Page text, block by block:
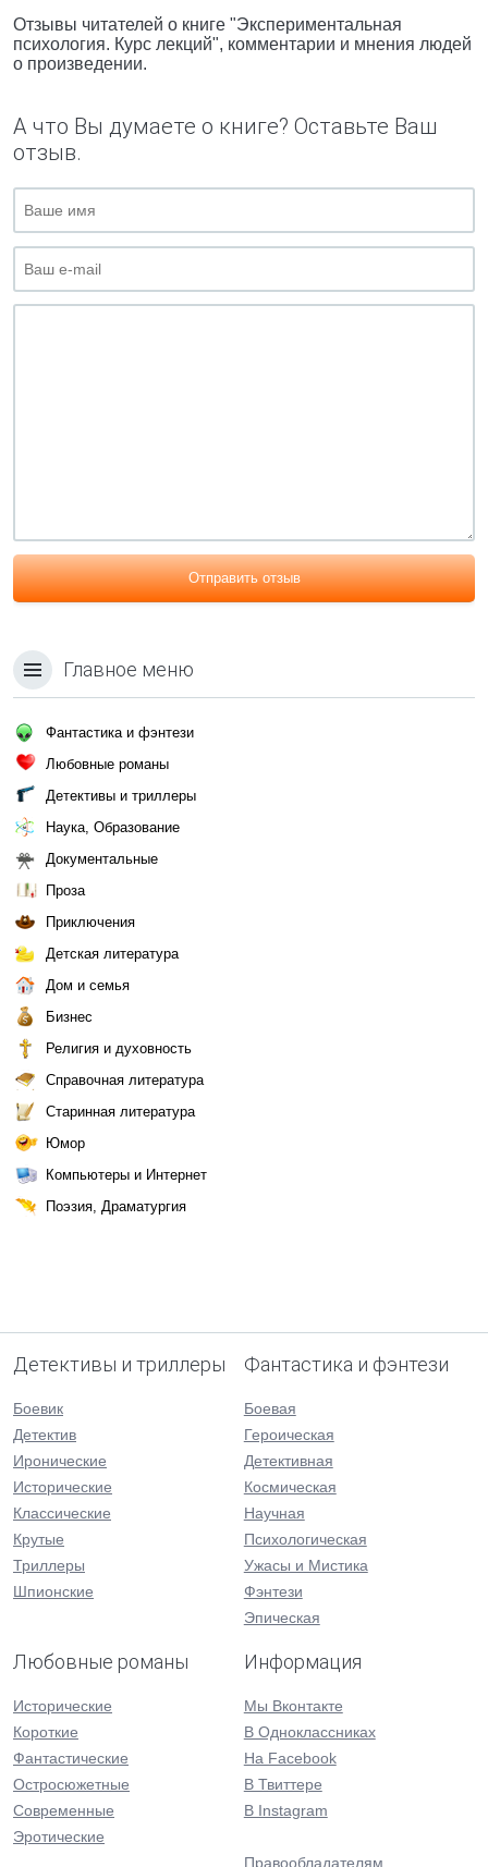
Отзывы читателей о книге "Экспериментальная
психология. Курс лекций", комментарии и мнения людей
о произведении.
А что Вы думаете о книге? Оставьте Ваш
отзыв.
Отправить отзыв
Главное меню
Фантастика и фэнтези
Любовные романы
Детективы и триллеры
Наука, Образование
Документальные
Проза
Приключения
Детская литература
Дом и семья
Бизнес
Религия и духовность
Справочная литература
Старинная литература
Юмор
Компьютеры и Интернет
Поэзия, Драматургия
Детективы и триллеры
Боевик
Детектив
Иронические
Исторические
Классические
Крутые
Триллеры
Шпионские
Фантастика и фэнтези
Боевая
Героическая
Детективная
Космическая
Научная
Психологическая
Ужасы и Мистика
Фэнтези
Эпическая
Любовные романы
Исторические
Короткие
Фантастические
Остросюжетные
Современные
Эротические
Информация
Мы Вконтакте
В Одноклассниках
На Facebook
В Твиттере
В Instagram
Правообладателям